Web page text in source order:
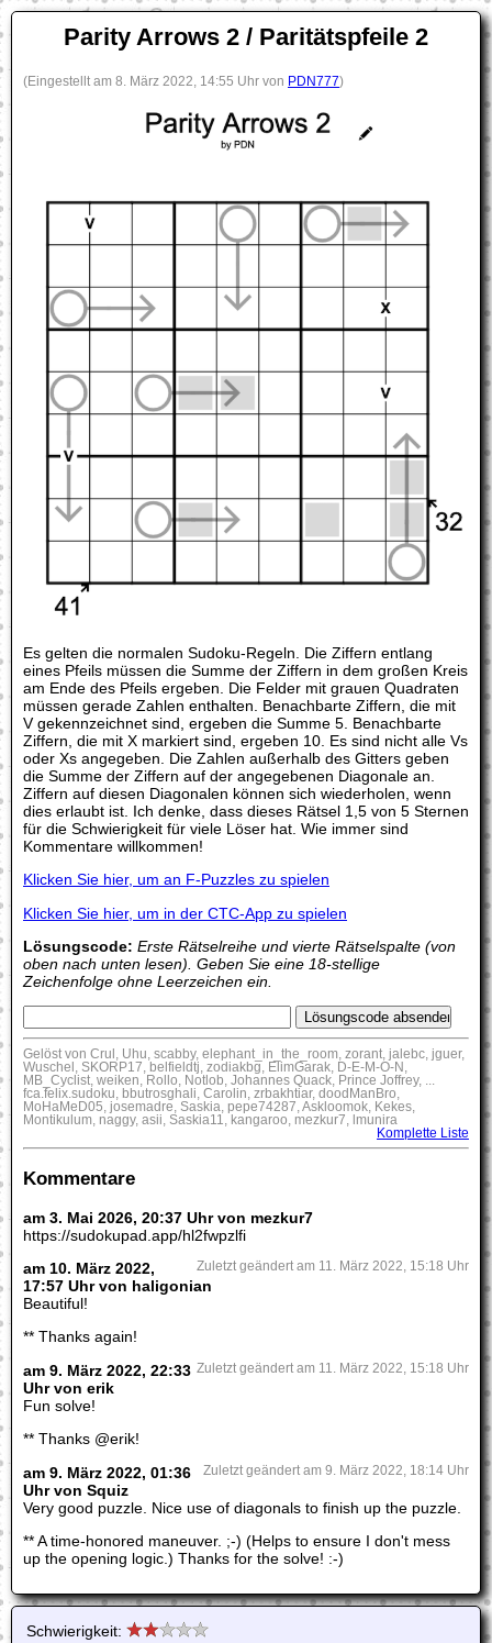
Parity Arrows 2 / Paritätspfeile 2
(Eingestellt am 8. März 2022, 14:55 Uhr von PDN777)
Es gelten die normalen Sudoku-Regeln. Die Ziffern entlang
eines Pfeils müssen die Summe der Ziffern in dem großen Kreis
am Ende des Pfeils ergeben. Die Felder mit grauen Quadraten
müssen gerade Zahlen enthalten. Benachbarte Ziffern, die mit
V gekennzeichnet sind, ergeben die Summe 5. Benachbarte
Ziffern, die mit X markiert sind, ergeben 10. Es sind nicht alle Vs
oder Xs angegeben. Die Zahlen außerhalb des Gitters geben
die Summe der Ziffern auf der angegebenen Diagonale an.
Ziffern auf diesen Diagonalen können sich wiederholen, wenn
dies erlaubt ist. Ich denke, dass dieses Rätsel 1,5 von 5 Sternen
für die Schwierigkeit für viele Löser hat. Wie immer sind
Kommentare willkommen!
Klicken Sie hier, um an F-Puzzles zu spielen
Klicken Sie hier, um in der CTC-App zu spielen
Lösungscode: Erste Rätselreihe und vierte Rätselspalte (von
oben nach unten lesen). Geben Sie eine 18-stellige
Zeichenfolge ohne Leerzeichen ein.
Gelöst von Crul, Uhu, scabby, elephant_in_the_room, zorant, jalebc, jguer,
Wuschel, SKORP17, belfieldtj, zodiakbg, ElimGarak, D-E-M-O-N,
MB_Cyclist, weiken, Rollo, Notlob, Johannes Quack, Prince Joffrey, ...
fca.felix.sudoku, bbutrosghali, Carolin, zrbakhtiar, doodManBro,
MoHaMeD05, josemadre, Saskia, pepe74287, Askloomok, Kekes,
Montikulum, naggy, asii, Saskia11, kangaroo, mezkur7, lmunira
Komplette Liste
Kommentare
am 3. Mai 2026, 20:37 Uhr von mezkur7
https://sudokupad.app/hl2fwpzlfi
Zuletzt geändert am 11. März 2022, 15:18 Uhr
am 10. März 2022,
17:57 Uhr von haligonian
Beautiful!
** Thanks again!
Zuletzt geändert am 11. März 2022, 15:18 Uhr
am 9. März 2022, 22:33
Uhr von erik
Fun solve!
** Thanks @erik!
Zuletzt geändert am 9. März 2022, 18:14 Uhr
am 9. März 2022, 01:36
Uhr von Squiz
Very good puzzle. Nice use of diagonals to finish up the puzzle.
** A time-honored maneuver. ;-) (Helps to ensure I don't mess
up the opening logic.) Thanks for the solve! :-)
Schwierigkeit: